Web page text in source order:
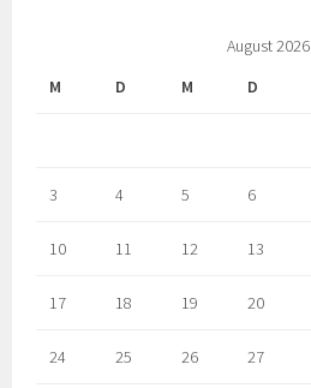
August 2026
M
D M D
3 4 5 6
10 11 12 13
17 18 19 20
24 25 26 27